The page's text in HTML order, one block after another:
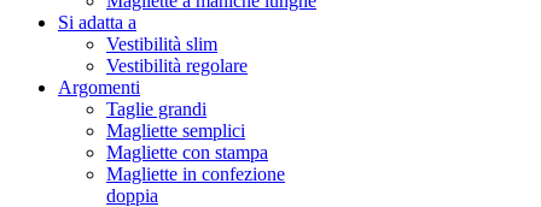
Si adatta a
Vestibilità slim
Vestibilità regolare
Argomenti
Taglie grandi
Magliette semplici
Magliette con stampa
Magliette in confezione
doppia